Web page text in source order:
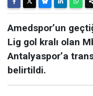
Amedspor’un
Lig gol kralı olan
Antalyaspor’a
belirtildi.